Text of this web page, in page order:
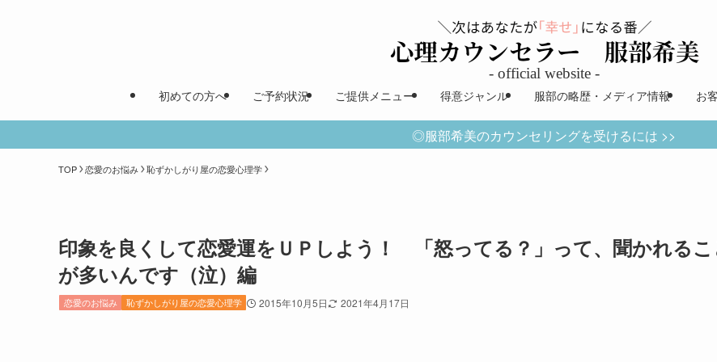
初めての方へ ご予約状況 ご提供メニュー 得意ジャンル 服部の略歴・メディア情報 お
◎服部希美のカウンセリングを受けるには >>
TOP 恋愛のお悩み 恥ずかしがり屋の恋愛心理学
印象を良くして恋愛運をＵＰしよう！ 「怒ってる？」って、聞かれるこ
が多いんです（泣）編
恋愛のお悩み 恥ずかしがり屋の恋愛心理学 2015年10月5日 2021年4月17日